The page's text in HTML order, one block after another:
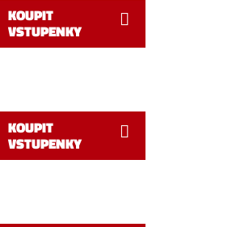
KOUPIT
VSTUPENKY
KOUPIT
VSTUPENKY